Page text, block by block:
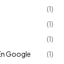
(1)
(1)
(1)
Google
(1)